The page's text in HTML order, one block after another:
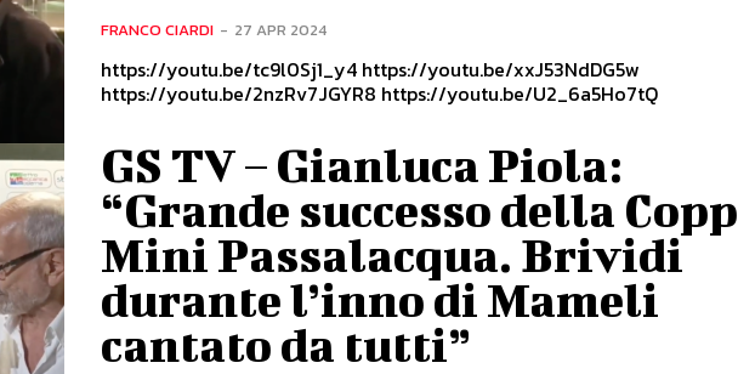
FRANCO CIARDI - 27 APR 2024
https://youtu.be/tc9l0Sj1_y4 https://youtu.be/xxJ53NdDG5w
https://youtu.be/2nzRv7JGYR8 https://youtu.be/U2_6a5Ho7tQ
GS TV – Gianluca Piola:
“Grande successo della
Mini Passalacqua. Brividi
durante l’inno di Mameli
cantato da tutti”